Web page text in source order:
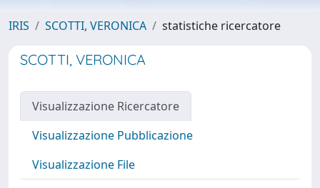
IRIS SCOTTI, VERONICA statistiche ricercatore
SCOTTI, VERONICA
Visualizzazione Ricercatore
Visualizzazione Pubblicazione
Visualizzazione File